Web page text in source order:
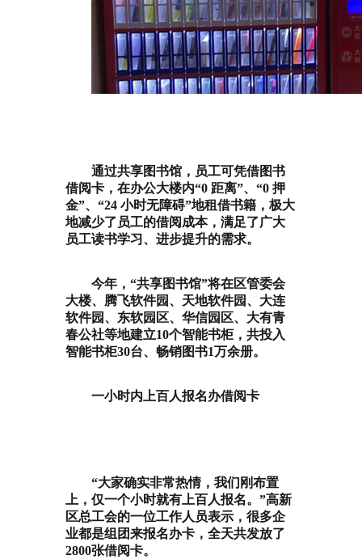
通过共享图书馆，员工可凭借图书
借阅卡，在办公大楼内“0 距离”、“0 押
金”、“24 小时无障碍”地租借书籍，极大
地减少了员工的借阅成本，满足了广大
员工读书学习、进步提升的需求。
今年，“共享图书馆”将在区管委会
大楼、腾飞软件园、天地软件园、大连
软件园、东软园区、华信园区、大有青
春公社等地建立10个智能书柜，共投入
智能书柜30台、畅销图书1万余册。
一小时内上百人报名办借阅卡
“大家确实非常热情，我们刚布置
上，仅一个小时就有上百人报名。”高新
区总工会的一位工作人员表示，很多企
业都是组团来报名办卡，全天共发放了
2800张借阅卡。